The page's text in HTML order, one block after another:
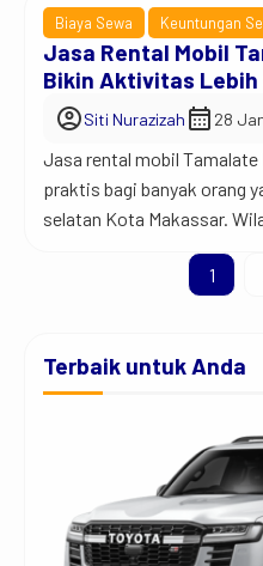
perusahaan mengatur
mobilitas kerja dengan
Banyak perusahaan
sewa daripada memiliki
karena […]
Biaya Sewa Keuntungan
Jasa Rental Mobil
Bikin Aktivitas Lebih
account_circleSiti Nurazizah calendar_month 28
Jasa rental mobil
praktis bagi banyak orang
selatan Kota Makassar.
dengan aktivitas harian
kerja, kampus, hingga
sendiri atau memikirkan
1
Terbaik untuk Anda